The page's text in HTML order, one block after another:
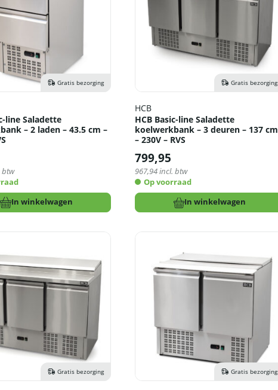
Gratis bezorging
line Saladette
– 2 laden – 43.5 cm –
btw
In winkelwagen
Gratis bezorging
HCB
HCB Basic-line Saladette
koelwerkbank – 3 deuren – 137 cm
– 230V – RVS
799,95
967,94incl. btw
Op voorraad
In winkelwagen
Gratis bezorging Gratis bezorging